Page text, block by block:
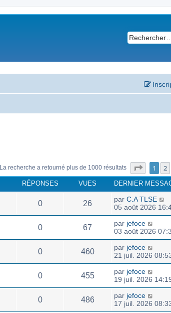
La recherche a retourné plus de 1000 résultats Page1 2
RÉPONSES VUES DERNIER
0 26 par C.A TLSE
05 août 2026
0 67 par jefoce
03 août 2026
0 460 par jefoce
21 juil. 2026
0 455 par jefoce
19 juil. 2026
0 486 par jefoce
17 juil. 2026